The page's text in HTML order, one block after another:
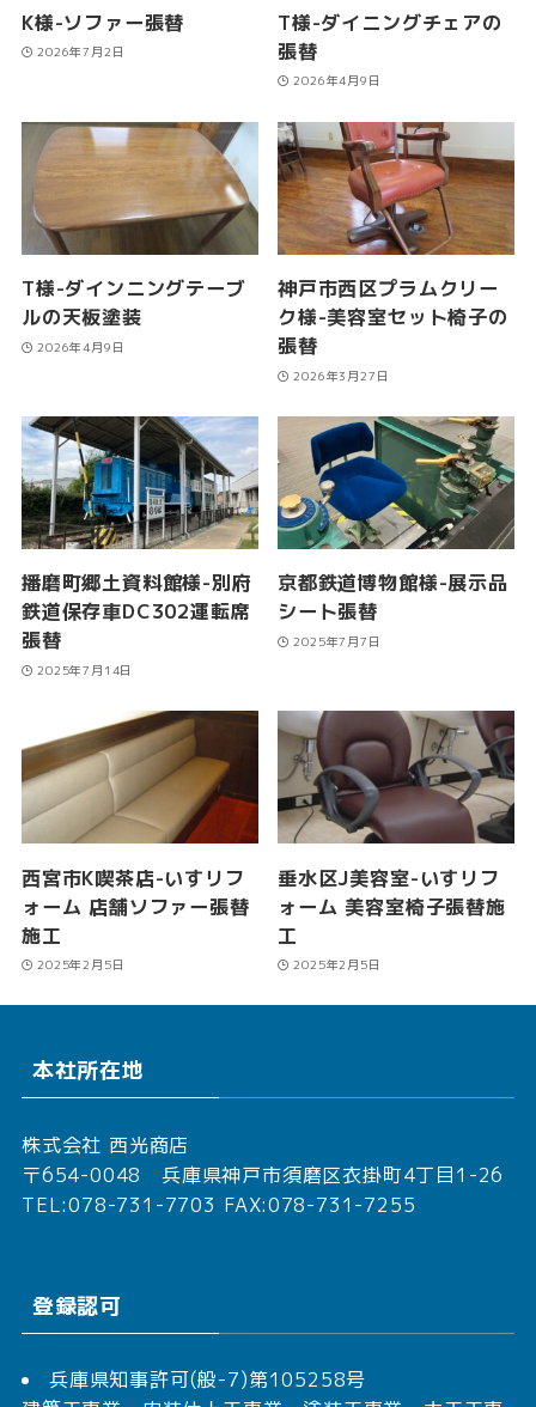
K様-ソファー張替
2026年7月2日
T様-ダイニングチェアの
張替
2026年4月9日
T様-ダインニングテーブ
ルの天板塗装
2026年4月9日
神戸市西区プラムクリー
ク様-美容室セット椅子の
張替
2026年3月27日
播磨町郷土資料館様-別府
鉄道保存車DC302運転席
張替
2025年7月14日
京都鉄道博物館様-展示品
シート張替
2025年7月7日
西宮市K喫茶店-いすリフ
ォーム 店舗ソファー張替
施工
2025年2月5日
垂水区J美容室-いすリフ
ォーム 美容室椅子張替施
工
2025年2月5日
本社所在地
株式会社 西光商店
〒654-0048 兵庫県神戸市須磨区衣掛町4丁目1-26
TEL:078-731-7703 FAX:078-731-7255
登録認可
兵庫県知事許可(般-7)第105258号